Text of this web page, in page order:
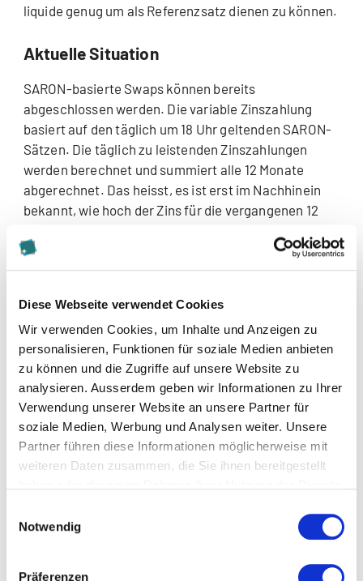
Diese Webseite verwendet Cookies
Wir verwenden Cookies, um Inhalte und Anzeigen zu
personalisieren, Funktionen für soziale Medien anbieten
zu können und die Zugriffe auf unsere Website zu
analysieren. Ausserdem geben wir Informationen zu Ihrer
Verwendung unserer Website an unsere Partner für
soziale Medien, Werbung und Analysen weiter. Unsere
Partner führen diese Informationen möglicherweise mit
weiteren Daten zusammen, die Sie ihnen bereitgestellt
Notwendig
Präferenzen
liquide genug um als Referenzsatz dienen zu können.
Aktuelle Situation
SARON-basierte Swaps können bereits
abgeschlossen werden. Die variable Zinszahlung
basiert auf den täglich um 18 Uhr geltenden SARON-
Sätzen. Die täglich zu leistenden Zinszahlungen
werden berechnet und summiert alle 12 Monate
abgerechnet. Das heisst, es ist erst im Nachhinein
bekannt, wie hoch der Zins für die vergangenen 12
Bestimmung der Zinssätze beispielsweise für
Geldmarkt-Hypotheken, ist fraglich.
Ausblick
Es bleibt abzuwarten, ob sich hierfür ein
Marktstandard herauskristallisiert, und wenn ja,
welcher. Für Swap-basierte Geschäfte – unabhängig
davon, ob es sich um Interbanken- oder
Kundengeschäfte handelt –, die länger als bis zum
31.12.2021 laufen, muss ein Verfahren gefunden
werden, wie diese spätestens zu diesem Stichtag auf
Geschäfte, die am Interbankenmarkt abgeschlossen
wurden, können die zu leistenden
bestimmt werden. Es ist aber noch offen, wie dies